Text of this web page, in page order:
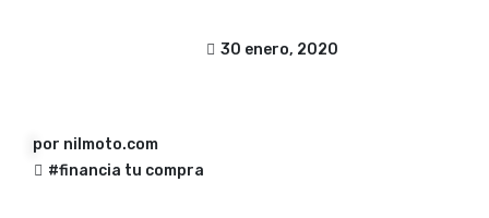
por nilmoto.com
30 enero, 2020
#financia tu compra